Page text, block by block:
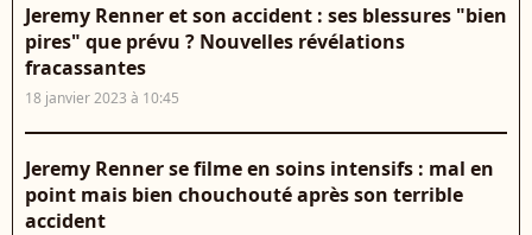
Jeremy Renner et son accident : ses blessures "bien
pires" que prévu ? Nouvelles révélations
fracassantes
18 janvier 2023 à 10:45
Jeremy Renner se filme en soins intensifs : mal en
point mais bien chouchouté après son terrible
accident